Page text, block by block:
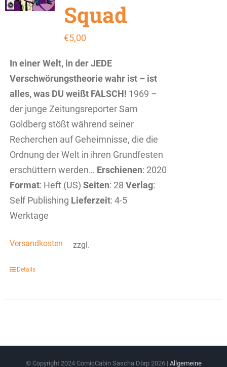
Squad
€5,00
In einer Welt, in der JEDE
Verschwörungstheorie wahr ist – ist
alles, was DU weißt FALSCH! 1969 –
der junge Zeitungsreporter Sam
Goldberg stößt während seiner
Recherchen auf Geheimnisse, die die
Ordnung der Welt in ihren Grundfesten
erschüttern werden… Erschienen: 2020
Format: Heft (US) Seiten: 28 Verlag:
Self Publishing Lieferzeit: 4-5
Werktage
zzgl.
Versandkosten
Details
© Copyright 2024 ComicCabin Sascha Dörp 2026 | Allgemeine